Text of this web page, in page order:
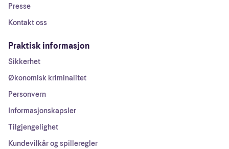
Presse
Kontakt oss
Praktisk informasjon
Sikkerhet
Økonomisk kriminalitet
Personvern
Informasjonskapsler
Tilgjengelighet
Kundevilkår og spilleregler